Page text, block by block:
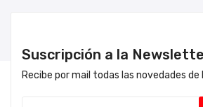
Suscripción a la
Recibe por mail todas las novedades de